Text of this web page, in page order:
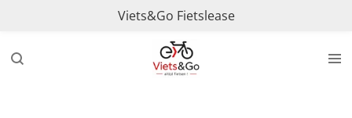
naar
Viets&Go Fietslease